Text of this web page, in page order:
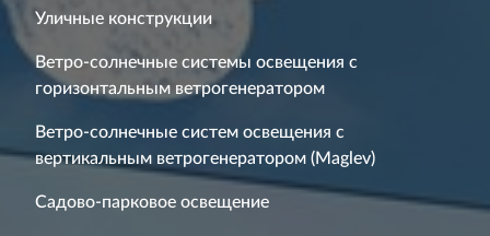
Уличные конструкции
Ветро-солнечные системы освещения с
горизонтальным ветрогенератором
Ветро-солнечные систем освещения с
вертикальным ветрогенератором (Maglev)
Садово-парковое освещение